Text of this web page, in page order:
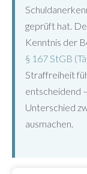
geprüft hat.
Kenntnis der
§ 167 StGB
Straffreiheit
entscheidend
Unterschied
ausmachen.